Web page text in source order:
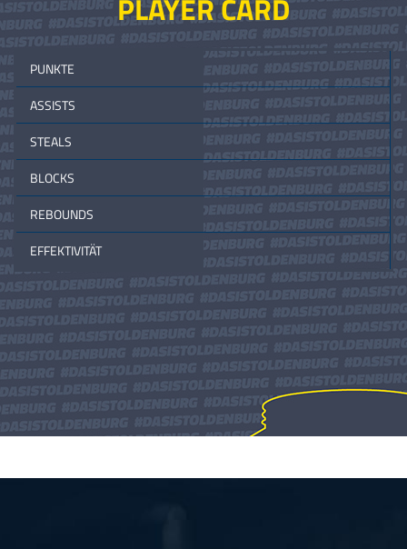
PLAYER CARD
PUNKTE
ASSISTS
STEALS
BLOCKS
REBOUNDS
EFFEKTIVITÄT